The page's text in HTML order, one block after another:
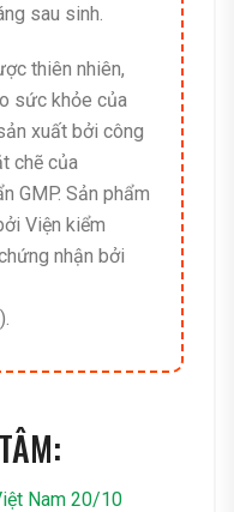
sau sinh.
thiên nhiên,
sức khỏe của
xuất bởi công
chẽ của
GMP. Sản phẩm
Viện kiểm
nhận bởi
).
Nam 20/10